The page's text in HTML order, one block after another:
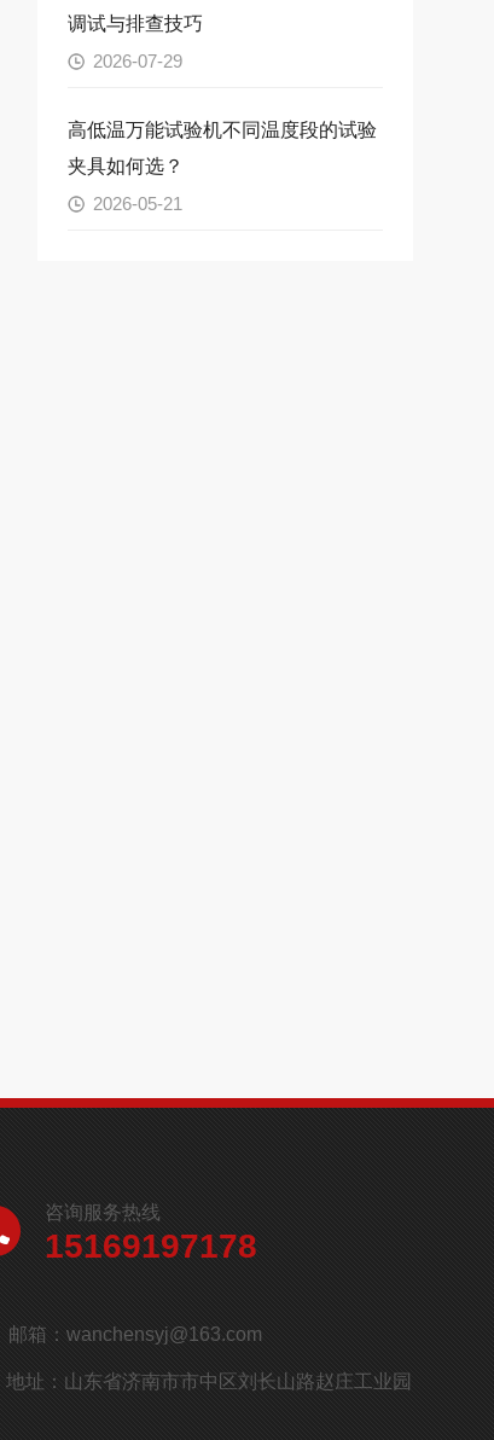
调试与排查技巧
2026-07-29
高低温万能试验机不同温度段的试验
夹具如何选？
2026-05-21
咨询服务热线
15169197178
邮箱：wanchensyj@163.com
地址：山东省济南市市中区刘长山路赵庄工业园